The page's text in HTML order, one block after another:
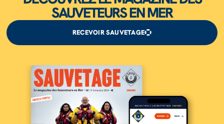
SAUVETEURS EN MER
RECEVOIR SAUVETAGE